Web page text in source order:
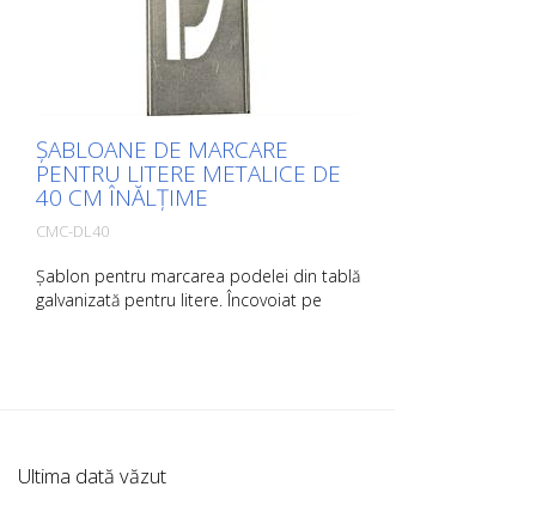
ȘABLOANE DE MARCARE
PENTRU LITERE METALICE DE
40 CM ÎNĂLȚIME
CMC-DL40
Șablon pentru marcarea podelei din tablă
galvanizată pentru litere. Încovoiat pe
Ultima dată văzut